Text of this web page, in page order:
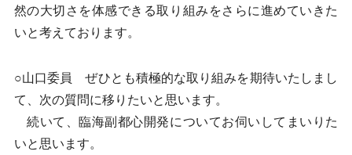
然の大切さを体感できる取り組みをさらに進めていきた
いと考えております。
○山口委員 ぜひとも積極的な取り組みを期待いたしまし
て、次の質問に移りたいと思います。
続いて、臨海副都心開発についてお伺いしてまいりた
いと思います。